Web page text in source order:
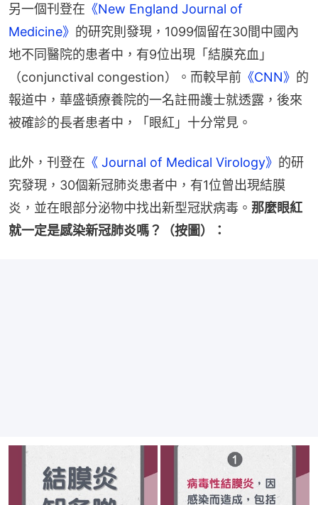
另一個刊登在 《New England Journal of
Medicine》 的研究則發現，1099個留在30間中國內
地不同醫院的患者中，有9位出現「結膜充血」
（conjunctival congestion）。而較早前 《CNN》 的
報道中，華盛頓療養院的一名註冊護士就透露，後來
被確診的長者患者中，「眼紅」十分常見。
此外，刊登在 《 Journal of Medical Virology》 的研
究發現，30個新冠肺炎患者中，有1位曾出現結膜
炎，並在眼部分泌物中找出新型冠狀病毒。 那麼眼紅
就一定是感染新冠肺炎嗎？（按圖）：